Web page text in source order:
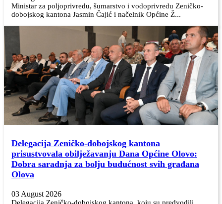
Ministar za poljoprivredu, šumarstvo i vodoprivredu Zeničko-
dobojskog kantona Jasmin Čajić i načelnik Općine Ž...
Delegacija Zeničko-dobojskog kantona
prisustvovala obilježavanju Dana Općine Olovo:
Dobra saradnja za bolju budućnost svih građana
Olova
03 August 2026
Delegacija Zeničko-dobojskog kantona, koju su predvodili